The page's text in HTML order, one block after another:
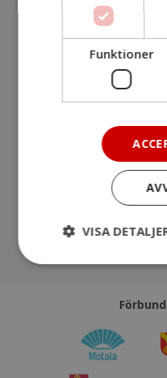
Registration Start
Anmälan stängs
Det går inte
men skicka ett
ifall det finns
Funktioner
VISA